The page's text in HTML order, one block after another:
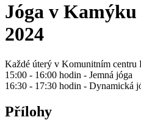
Jóga v
2024
Každé úterý v Komunitním centru
15:00 - 16:00 hodin - Jemná jóga
16:30 - 17:30 hodin - Dynamická
Přílohy